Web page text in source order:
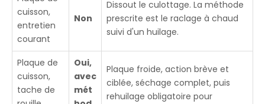
cuisson,
entretien
courant
Non
Dissout le culottage. La méthode
prescrite est le raclage à chaud
suivi d'un huilage.
Plaque de
cuisson,
tache de
Oui,
avec
mét
Plaque froide, action brève et
ciblée, séchage complet, puis
rehuilage obligatoire pour